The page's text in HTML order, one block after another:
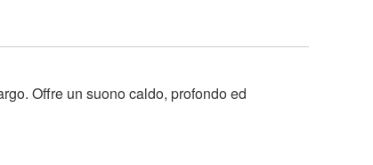
Offre un suono caldo, profondo ed